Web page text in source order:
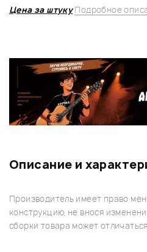
Цена за штуку Подробное
Описание и
Производитель имеет право
конструкцию, не внося
сборки товара может